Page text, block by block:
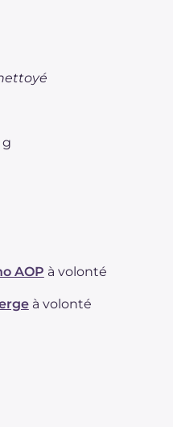
AOP à volonté
à volonté